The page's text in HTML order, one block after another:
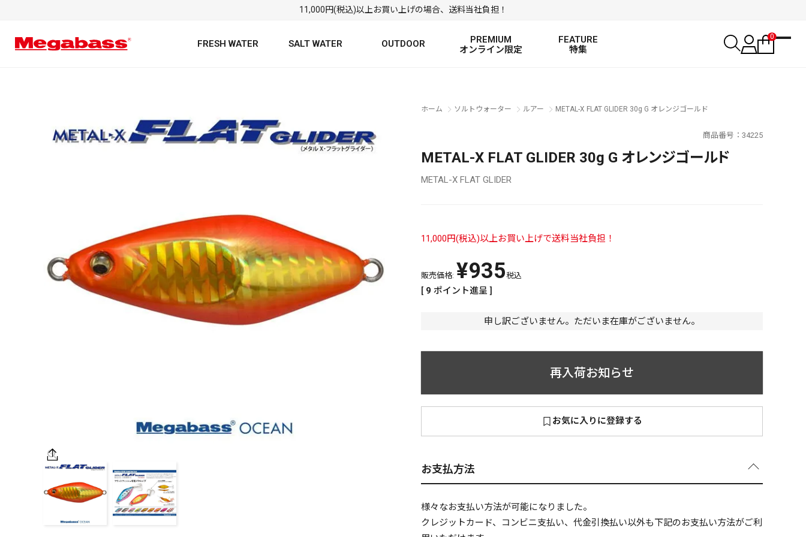
11,000円(税込)以上お買い上げの場合、送料当社負担！
FRESH WATER
TROUT ROD TROUT LURE
SALT WATER
SALTWATER LURE
OUTDOOR
PREMIUM
オンライン限定
FEATURE
特集
0
絞り込み検索
キーワード
カテゴリ
PREMIUM オンライン限定
OUTDOOR
在庫あり
ホーム ソルトウォーター ルアー METAL-X FLAT GLIDER 30g G オレンジゴールド
商品番号 34225
METAL-X FLAT GLIDER 30g G オレンジゴールド
METAL-X FLAT GLIDER
11,000円(税込)以上お買い上げで送料当社負担！
申し訳ございません。ただいま在庫がございません。
販売価格: ¥935税込
[ 9 ポイント進呈 ]
再入荷お知らせ
お気に入りに登録する
お支払方法
様々なお支払い方法が可能になりました。
クレジットカード、コンビニ支払い、代金引換払い以外も下記のお支払い方法がご利